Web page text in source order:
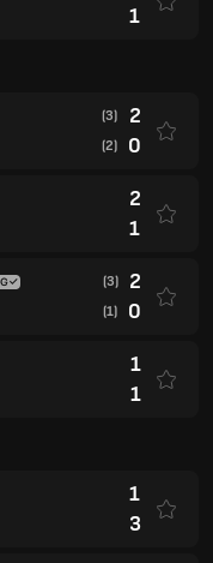
1
(3) 2
(2) 0
2
1
(3) 2
(1) 0
1
1
1
3